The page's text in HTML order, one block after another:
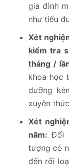
gia đình
như tiểu
Xét
kiểm tra
tháng /
khoa học
dưỡng
xuyên
Xét
năm: Đối
tượng có
đến rối